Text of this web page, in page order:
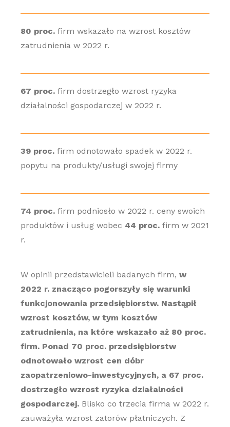
80 proc.firm wskazało na wzrost kosztów
zatrudnienia w 2022 r.
67 proc.firm dostrzegło wzrost ryzyka
działalności gospodarczej w 2022 r.
39 proc.firm odnotowało spadek w 2022 r.
popytu na produkty/usługi swojej firmy
74 proc.firm podniosło w 2022 r. ceny swoich
produktów i usług wobec 44 proc.firm w 2021
r.
W opinii przedstawicieli badanych firm, w
2022 r. znacząco pogorszyły się warunki
funkcjonowania przedsiębiorstw. Nastąpił
wzrost kosztów, w tym kosztów
zatrudnienia, na które wskazało aż 80 proc.
firm. Ponad 70 proc. przedsiębiorstw
odnotowało wzrost cen dóbr
zaopatrzeniowo-inwestycyjnych, a 67 proc.
dostrzegło wzrost ryzyka działalności
gospodarczej. Blisko co trzecia firma w 2022 r.
zauważyła wzrost zatorów płatniczych. Z